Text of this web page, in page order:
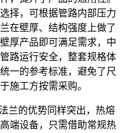
择，可根据管路内部压力
在壁厚、结构强度上做了
厚产品即可满足需求，中
路运行安全，整套规格体
一的参考标准，避免了尺
施工方按需采购。
兰的优势同样突出，热熔
端设备，只需借助常规热